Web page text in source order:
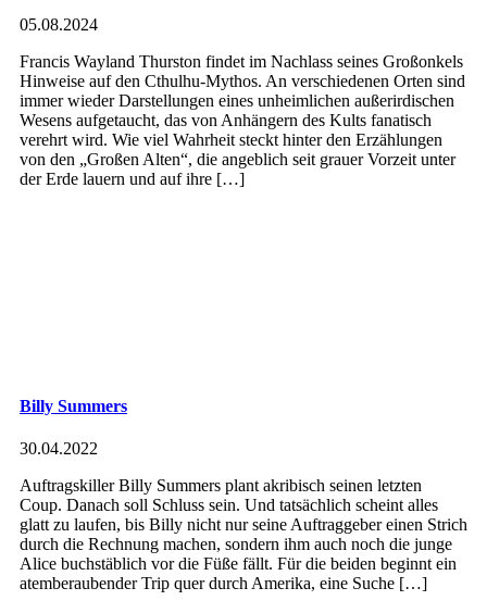
05.08.2024
Francis Wayland Thurston findet im Nachlass seines Großonkels
Hinweise auf den Cthulhu-Mythos. An verschiedenen Orten sind
immer wieder Darstellungen eines unheimlichen außerirdischen
Wesens aufgetaucht, das von Anhängern des Kults fanatisch
verehrt wird. Wie viel Wahrheit steckt hinter den Erzählungen
von den „Großen Alten“, die angeblich seit grauer Vorzeit unter
der Erde lauern und auf ihre […]
Billy Summers
30.04.2022
Auftragskiller Billy Summers plant akribisch seinen letzten
Coup. Danach soll Schluss sein. Und tatsächlich scheint alles
glatt zu laufen, bis Billy nicht nur seine Auftraggeber einen Strich
durch die Rechnung machen, sondern ihm auch noch die junge
Alice buchstäblich vor die Füße fällt. Für die beiden beginnt ein
atemberaubender Trip quer durch Amerika, eine Suche […]